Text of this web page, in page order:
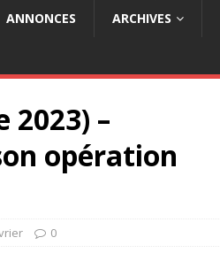
ANNONCES ARCHIVES
2023) –
opération
0